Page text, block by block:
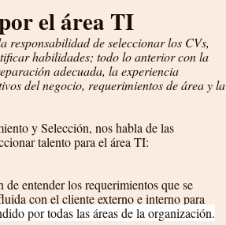
el área TI
responsabilidad de seleccionar los CVs,
habilidades; todo lo anterior con la
adecuada, la experiencia
del negocio, requerimientos de área y la
y Selección, nos habla de las
talento para el área TI:
entender los requerimientos que se
con el cliente externo e interno para
por todas las áreas de la organización.